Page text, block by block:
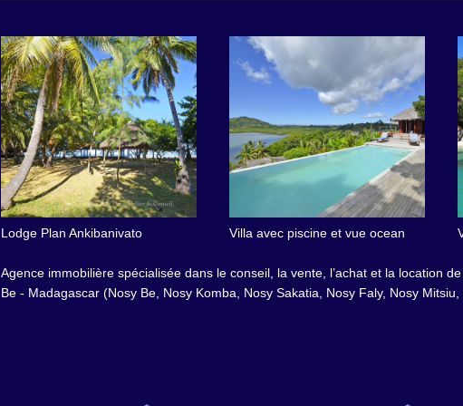
Lodge Plan Ankibanivato Villa avec piscine et vue ocean
Agence immobilière spécialisée dans le conseil, la vente, l’achat et la location
Be - Madagascar (Nosy Be, Nosy Komba, Nosy Sakatia, Nosy Faly, Nosy Mitsiu,